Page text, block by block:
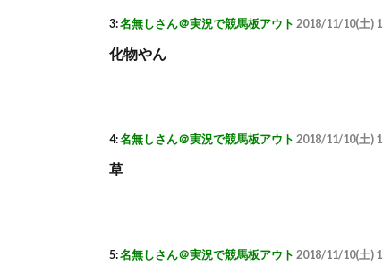
3:名無しさん＠実況で競馬板アウト 2018/11/10(土)
化物やん
4:名無しさん＠実況で競馬板アウト 2018/11/10(土)
草
5:名無しさん＠実況で競馬板アウト 2018/11/10(土)